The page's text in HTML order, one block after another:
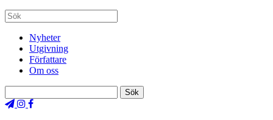
Nyheter
Utgivning
Författare
Om oss